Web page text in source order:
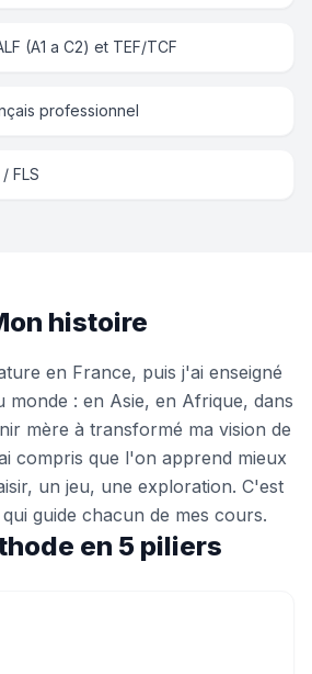
(A1 a C2) et TEF/TCF
professionnel
FLS
histoire
en France, puis j'ai enseigné
monde : en Asie, en Afrique, dans
mère à transformé ma vision de
compris que l'on apprend mieux
un jeu, une exploration. C'est
guide chacun de mes cours.
en 5 piliers